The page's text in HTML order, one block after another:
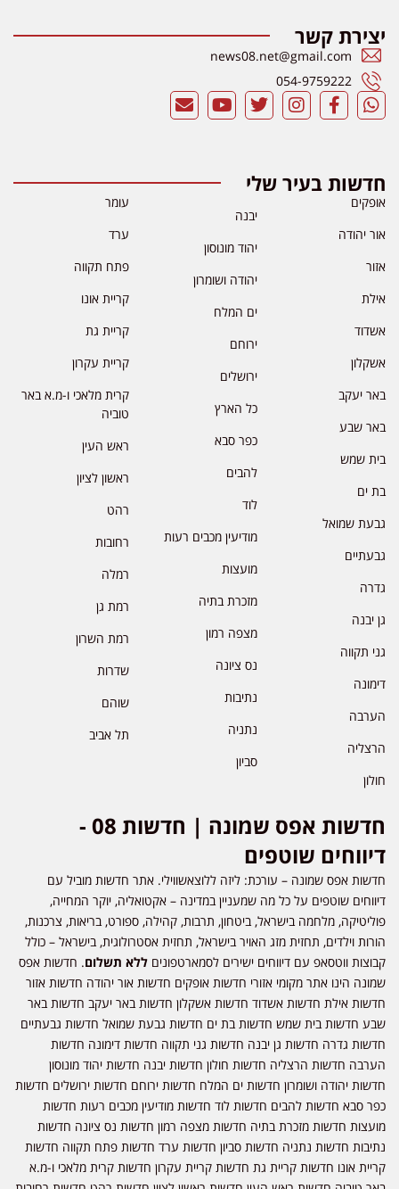
יצירת קשר
news08.net@gmail.com
054-9759222
חדשות בעיר שלי
אופקים
אור יהודה
אזור
אילת
אשדוד
אשקלון
באר יעקב
באר שבע
בית שמש
בת ים
גבעת שמואל
גבעתיים
גדרה
גן יבנה
גני תקווה
דימונה
הערבה
הרצליה
חולון
יבנה
יהוד מונוסון
יהודה ושומרון
ים המלח
ירוחם
ירושלים
כל הארץ
כפר סבא
להבים
לוד
מודיעין מכבים רעות
מועצות
מזכרת בתיה
מצפה רמון
נס ציונה
נתיבות
נתניה
סביון
עומר
ערד
פתח תקווה
קריית אונו
קריית גת
קריית עקרון
קרית מלאכי ו-מ.א באר
טוביה
ראש העין
ראשון לציון
רהט
רחובות
רמלה
רמת גן
רמת השרון
שדרות
שוהם
תל אביב
חדשות אפס שמונה | חדשות 08 -
דיווחים שוטפים
חדשות אפס שמונה – עורכת: ליזה ללוצאשווילי. אתר חדשות מוביל עם
דיווחים שוטפים על כל מה שמעניין במדינה – אקטואליה, יוקר המחייה,
פוליטיקה, מלחמה בישראל, ביטחון, תרבות, קהילה, ספורט, בריאות, צרכנות,
הורות וילדים, תחזית מזג האויר בישראל, תחזית אסטרולוגית, בישראל – כולל
קבוצות ווטסאפ עם דיווחים ישירים לסמארטפונים ללא תשלום. חדשות אפס
שמונה הינו אתר מקומי אזורי חדשות אופקים חדשות אור יהודה חדשות אזור
חדשות אילת חדשות אשדוד חדשות אשקלון חדשות באר יעקב חדשות באר
שבע חדשות בית שמש חדשות בת ים חדשות גבעת שמואל חדשות גבעתיים
חדשות גדרה חדשות גן יבנה חדשות גני תקווה חדשות דימונה חדשות
הערבה חדשות הרצליה חדשות חולון חדשות יבנה חדשות יהוד מונוסון
חדשות יהודה ושומרון חדשות ים המלח חדשות ירוחם חדשות ירושלים חדשות
כפר סבא חדשות להבים חדשות לוד חדשות מודיעין מכבים רעות חדשות
מועצות חדשות מזכרת בתיה חדשות מצפה רמון חדשות נס ציונה חדשות
נתיבות חדשות נתניה חדשות סביון חדשות ערד חדשות פתח תקווה חדשות
קריית אונו חדשות קריית גת חדשות קריית עקרון חדשות קרית מלאכי ו-מ.א